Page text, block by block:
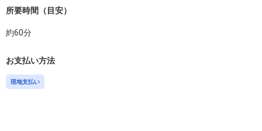
所要時間（目安）
約60分
お支払い方法
現地支払い